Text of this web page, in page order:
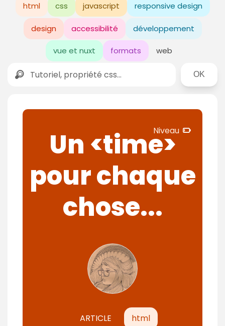
html css javascript responsive design
design accessibilité développement
vue et nuxt formats web
Rechercher
Niveau
a
Un <time>
pour chaque
chose...
ARTICLE html